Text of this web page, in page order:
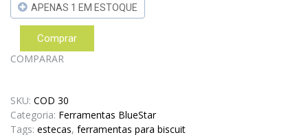
APENAS 1 EM ESTOQUE
de
quantidade
Comprar
COMPARAR
SKU: COD 30
Categoria: Ferramentas BlueStar
Tags: estecas, ferramentas para biscuit